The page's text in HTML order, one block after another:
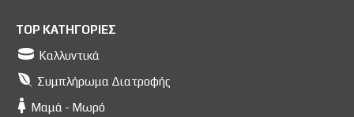
TOP ΚΑΤΗΓΟΡΙΕΣ
Καλλυντικά
Συμπλήρωμα Διατροφής
Μαμά - Μωρό